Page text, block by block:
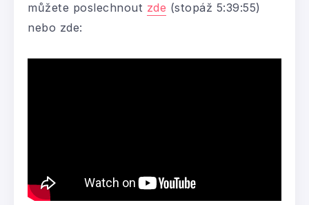
můžete poslechnout zde (stopáž 5:39:55)
nebo zde: